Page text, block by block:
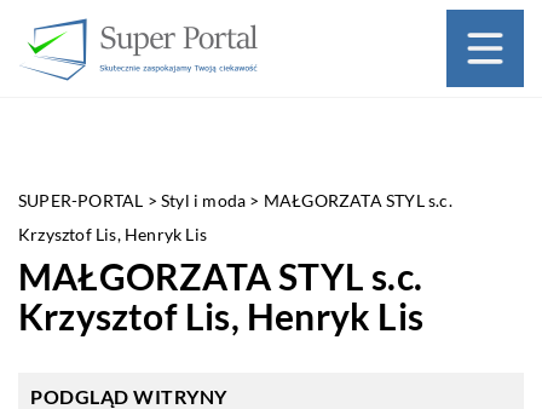
SUPER-PORTAL >Styl i moda > MAŁGORZATA STYL s.c.
Krzysztof Lis, Henryk Lis
MAŁGORZATA STYL s.c.
Krzysztof Lis, Henryk Lis
PODGLĄD WITRYNY